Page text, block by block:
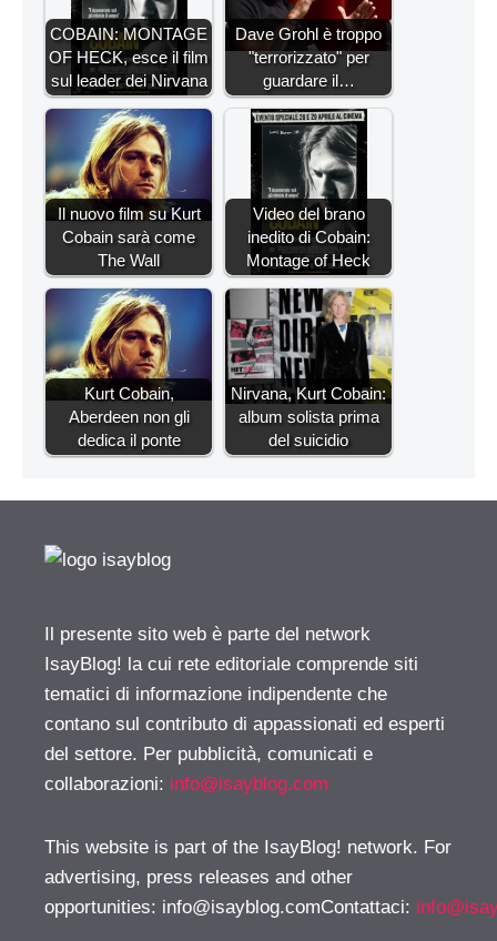
COBAIN: MONTAGE
OF HECK, esce il film
sul leader dei Nirvana
Dave Grohl è troppo
"terrorizzato" per
guardare il…
Il nuovo film su Kurt
Cobain sarà come
The Wall
Video del brano
inedito di Cobain:
Montage of Heck
Kurt Cobain,
Aberdeen non gli
dedica il ponte
Nirvana, Kurt Cobain:
album solista prima
del suicidio
Il presente sito web è parte del network
IsayBlog! la cui rete editoriale comprende siti
tematici di informazione indipendente che
contano sul contributo di appassionati ed esperti
del settore. Per pubblicità, comunicati e
collaborazioni: info@isayblog.com
This website is part of the IsayBlog! network. For
advertising, press releases and other
opportunities: info@isayblog.comContattaci: